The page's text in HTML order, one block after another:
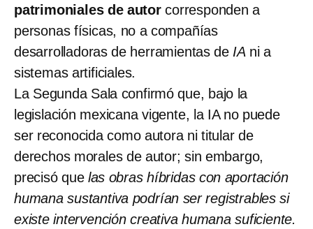
patrimoniales de autorcorresponden a
personas físicas, no a compañías
desarrolladoras de herramientas de IA ni a
sistemas artificiales.
La Segunda Sala confirmó que, bajo la
legislación mexicana vigente, la IA no puede
ser reconocida como autora ni titular de
derechos morales de autor; sin embargo,
precisó que las obras híbridas con aportación
humana sustantiva podrían ser registrables si
existe intervención creativa humana suficiente.